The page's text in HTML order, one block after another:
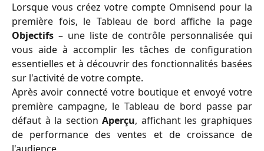
Lorsque vous créez votre compte Omnisend pour la
première fois, le Tableau de bord affiche la page
Objectifs – une liste de contrôle personnalisée qui
vous aide à accomplir les tâches de configuration
essentielles et à découvrir des fonctionnalités basées
sur l'activité de votre compte.
Après avoir connecté votre boutique et envoyé votre
première campagne, le Tableau de bord passe par
défaut à la sectionAperçu, affichant les graphiques
de performance des ventes et de croissance de